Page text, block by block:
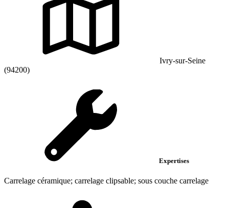
Ivry-sur-Seine
(94200)
Expertises
Carrelage céramique; carrelage clipsable; sous couche carrelage